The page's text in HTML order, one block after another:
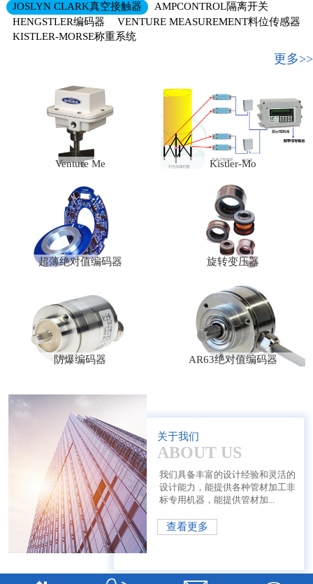
JOSLYN CLARK真空接触器
AMPCONTROL隔离开关
HENGSTLER编码器
VENTURE MEASUREMENT料位传感器
KISTLER-MORSE称重系统
更多>>
Venture Me Kistler-Mo
超薄绝对值编码器 旋转变压器
防爆编码器 AR63绝对值编码器
关于我们
ABOUT US
我们具备丰富的设计经验和灵活的
设计能力，能提供各种管材加工非
标专用机器，能提供管材加...
查看更多